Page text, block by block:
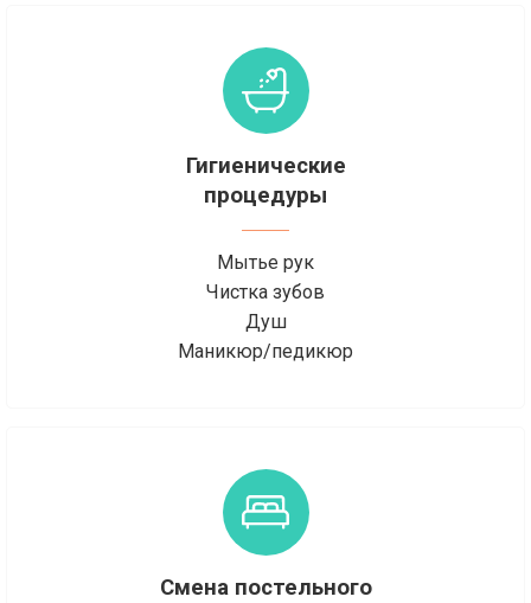
Гигиенические
процедуры
Мытье рук
Чистка зубов
Душ
Маникюр/педикюр
Смена постельного